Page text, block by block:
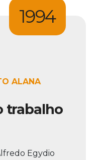
1994
ALANA
trabalho
Egydio